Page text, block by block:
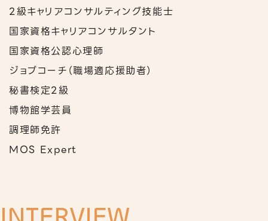
2級キャリアコンサルティング技能士
国家資格キャリアコンサルタント
国家資格公認心理師
ジョブコーチ（職場適応援助者）
秘書検定2級
博物館学芸員
調理師免許
MOS Expert